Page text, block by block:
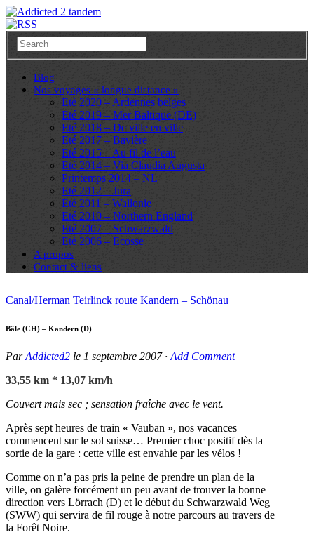
Blog
Nos voyages « longue distance »
Eté 2020 – Ardennes belges
Eté 2019 – Mer Baltique (DE)
Eté 2018 – De ville en ville
Eté 2017 – Bavière
Eté 2015 – Au fil de l’eau
Eté 2014 – Via Claudia Augusta
Printemps 2014 – NL
Eté 2012 – Jura
Eté 2011 – Wallonie
Eté 2010 – Northern England
Eté 2007 – Schwarzwald
Eté 2006 – Ecosse
A propos
Contact & liens
Canal/Herman Teirlinck route Kandern – Schönau
Bâle (CH) – Kandern (D)
ParAddicted2 le 1 septembre 2007· Add Comment
33,55 km * 13,07 km/h
Couvert mais sec ; sensation fraîche avec le vent.
Après sept heures de train « Vauban », nos vacances
commencent sur le sol suisse… Premier choc positif dès la
sortie de la gare : cette ville est envahie par les vélos !
Comme on n’a pas pris la peine de prendre un plan de la
ville, on galère forcément un peu avant de trouver la bonne
direction vers Lörrach (D) et le début du Schwarzwald Weg
(SWW) qui servira de fil rouge à notre parcours au travers de
la Forêt Noire.